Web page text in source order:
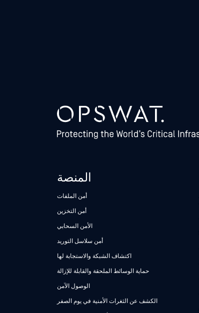
المنصة
أمن الملفات
أمن التخزين
الأمن السحابي
أمن سلاسل التوريد
اكتشاف الشبكة والاستجابة لها
حماية الوسائط الملحقة والقابلة للإزالة
الوصول الآمن
الكشف عن الثغرات الأمنية في يوم الصفر